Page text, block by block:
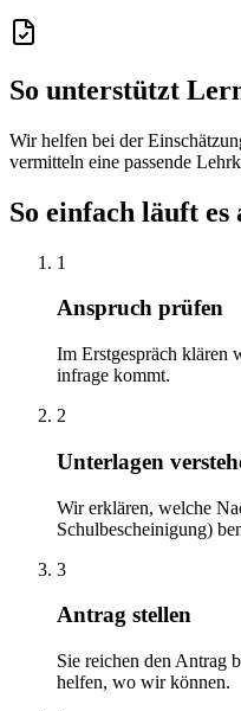
So unterstützt
Wir helfen bei der
vermitteln eine passende
So einfach läuft es
1
Anspruch prüfen
Im Erstgespräch klären
infrage kommt.
2
Unterlagen
Wir erklären, welche
Schulbescheinigung)
3
Antrag stellen
Sie reichen den Antrag
helfen, wo wir können.